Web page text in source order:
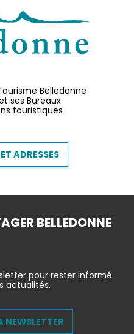
Belledonne
ses Bureaux
touristiques
ADRESSES
BELLEDONNE
pour rester informé
actualités.
NEWSLETTER